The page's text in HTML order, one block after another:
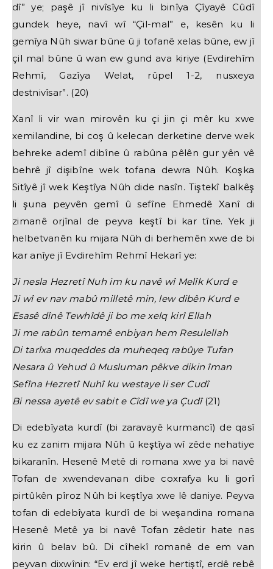
dî” ye; paşê jî nivîsîye ku li binîya Çîyayê Cûdî
gundek heye, navî wî “Çil-mal” e, kesên ku li
gemîya Nûh siwar bûne û ji tofanê xelas bûne, ew jî
çil mal bûne û wan ew gund ava kiriye (Evdirehîm
Rehmî, Gazîya Welat, rûpel 1-2, nusxeya
destnivîsar”. (20)
Xanî li vir wan mirovên ku çi jin çi mêr ku xwe
xemilandine, bi coş û kelecan derketine derve wek
behreke ademî dibîne û rabûna pêlên gur yên vê
behrê jî dişibîne wek tofana dewra Nûh. Koşka
Sitîyê jî wek Keştîya Nûh dide nasîn. Tiştekî balkêş
li şuna peyvên gemî û sefîne Ehmedê Xanî di
zimanê orjînal de peyva keştî bi kar tîne. Yek ji
helbetvanên ku mijara Nûh di berhemên xwe de bi
kar anîye jî Evdirehîm Rehmî Hekarî ye:
Ji nesla Hezretî Nuh im ku navê wî Melîk Kurd e
Ji wî ev nav mabû milletê min, lew dibên Kurd e
Esasê dînê Tewhîdê ji bo me xelq kirî Ellah
Ji me rabûn temamê enbiyan hem Resulellah
Di tarîxa muqeddes da muheqeq rabûye Tufan
Nesara û Yehud û Musluman pêkve dikin îman
Sefîna Hezretî Nuhî ku westaye li ser Cudî
Bi nessa ayetê ev sabit e Cîdî we ya Çudî (21)
Di edebîyata kurdî (bi zaravayê kurmancî) de qasî
ku ez zanim mijara Nûh û keştîya wî zêde nehatiye
bikaranîn. Hesenê Metê di romana xwe ya bi navê
Tofan de xwendevanan dibe coxrafya ku li gorî
pirtûkên pîroz Nûh bi keştîya xwe lê daniye. Peyva
tofan di edebîyata kurdî de bi weşandina romana
Hesenê Metê ya bi navê Tofan zêdetir hate nas
kirin û belav bû. Di cîhekî romanê de em van
peyvan dixwînin: “Ev erd jî weke hertiştî, erdê rebê